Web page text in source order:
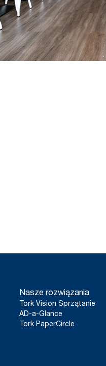
Nasze rozwiązania
Tork Vision Sprzątanie
AD-a-Glance
Tork PaperCircle